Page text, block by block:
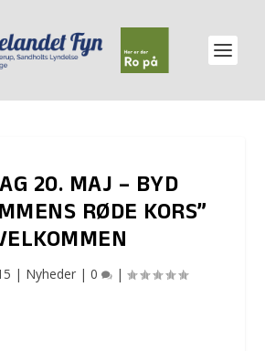
20. MAJ – BYD
RØDE KORS”
| Nyheder| 0 |